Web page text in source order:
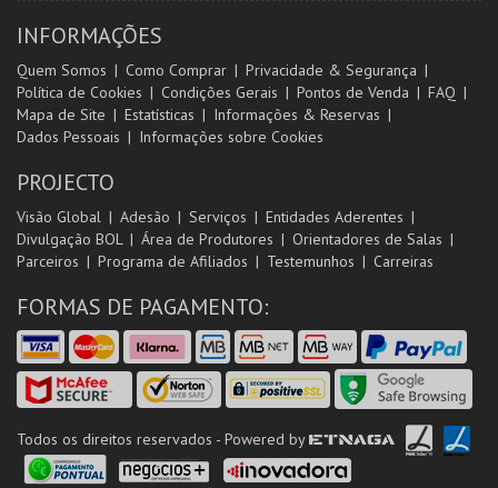
INFORMAÇÕES
Quem Somos Como Comprar
Privacidade & Segurança
Política de Cookies
Condições Gerais Pontos de Venda
FAQ
Mapa de Site
Estatísticas
Informações & Reservas
Dados Pessoais
Informações sobre Cookies
PROJECTO
Visão Global Adesão Serviços
Entidades Aderentes
Divulgação BOL
Área de Produtores
Orientadores de Salas
Parceiros
Programa de Afiliados Testemunhos Carreiras
FORMAS DE PAGAMENTO:
Todos os direitos reservados - Powered by ETNAGA